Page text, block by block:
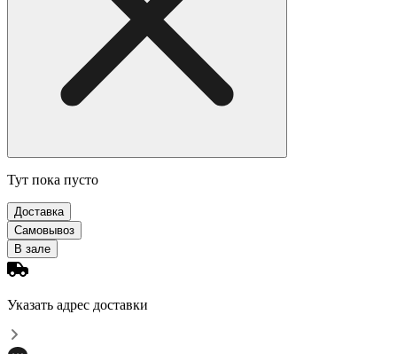
Тут пока пусто
Доставка
Самовывоз
В зале
Указать адрес доставки